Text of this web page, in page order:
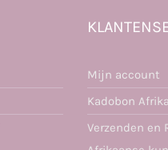
Mijn account
Kadobon
Verzenden en